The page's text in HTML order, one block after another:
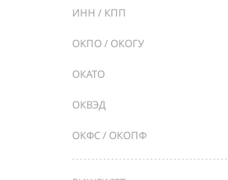
ИНН / КПП
ОКПО / ОКОГУ
ОКАТО
ОКВЭД
ОКФС / ОКОПФ